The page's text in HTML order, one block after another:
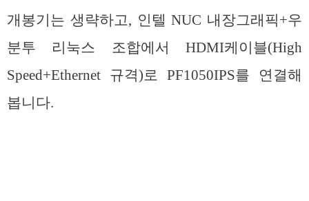
개봉기는 생략하고, 인텔 NUC 내장그래픽+우
분투 리눅스 조합에서 HDMI케이블(High
Speed+Ethernet 규격)로 PF1050IPS를 연결해
봅니다.